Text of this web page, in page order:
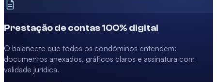
Prestação de contas 100% digital
O balancete que todos os condôminos entendem:
documentos anexados, gráficos claros e assinatura com
validade jurídica.